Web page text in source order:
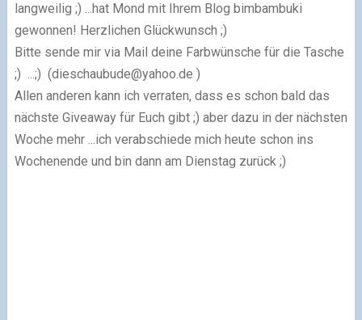
langweilig ;) ...hat Mond mit Ihrem Blog bimbambuki
gewonnen! Herzlichen Glückwunsch ;)
Bitte sende mir via Mail deine Farbwünsche für die Tasche
;) ...;) (dieschaubude@yahoo.de )
Allen anderen kann ich verraten, dass es schon bald das
nächste Giveaway für Euch gibt ;) aber dazu in der nächsten
Woche mehr ...ich verabschiede mich heute schon ins
Wochenende und bin dann am Dienstag zurück ;)